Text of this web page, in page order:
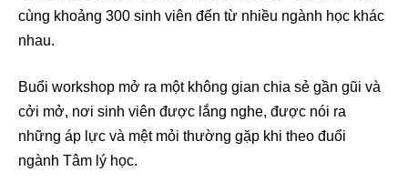
cùng khoảng 300 sinh viên đến từ nhiều ngành học khác
nhau.
Buổi workshop mở ra một không gian chia sẻ gần gũi và
cởi mở, nơi sinh viên được lắng nghe, được nói ra
những áp lực và mệt mỏi thường gặp khi theo đuổi
ngành Tâm lý học.